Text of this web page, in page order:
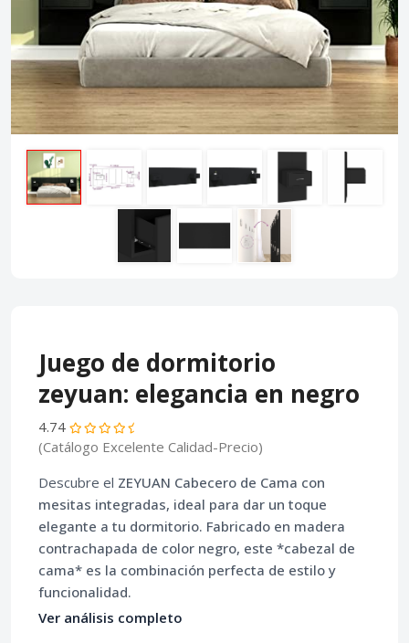
Juego de dormitorio
zeyuan: elegancia en negro
4.74
(Catálogo Excelente Calidad-Precio)
Descubre el ZEYUAN Cabecero de Cama con
mesitas integradas, ideal para dar un toque
elegante a tu dormitorio. Fabricado en madera
contrachapada de color negro, este *cabezal de
cama* es la combinación perfecta de estilo y
funcionalidad.
Ver análisis completo